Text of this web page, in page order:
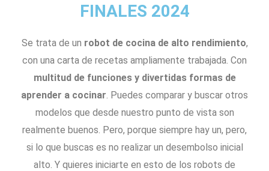
FINALES 2024
Se trata de un robot de cocina de alto rendimiento,
con una carta de recetas ampliamente trabajada. Con
multitud de funciones y divertidas formas de
aprender a cocinar . Puedes comparar y buscar otros
modelos que desde nuestro punto de vista son
realmente buenos. Pero, porque siempre hay un, pero,
si lo que buscas es no realizar un desembolso inicial
alto. Y quieres iniciarte en esto de los robots de